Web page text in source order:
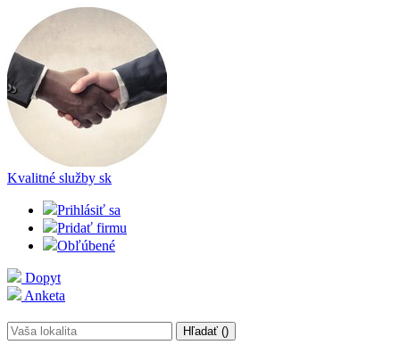
Kvalitné služby sk
Prihlásiť sa
Pridať firmu
Obľúbené
Dopyt
Anketa
Hľadať ()